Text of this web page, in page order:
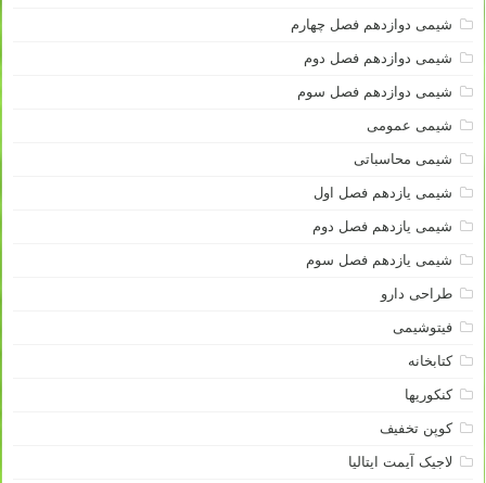
شیمی دوازدهم فصل چهارم
شیمی دوازدهم فصل دوم
شیمی دوازدهم فصل سوم
شیمی عمومی
شیمی محاسباتی
شیمی یازدهم فصل اول
شیمی یازدهم فصل دوم
شیمی یازدهم فصل سوم
طراحی دارو
فیتوشیمی
کتابخانه
کنکوریها
کوپن تخفیف
لاجیک آیمت ایتالیا